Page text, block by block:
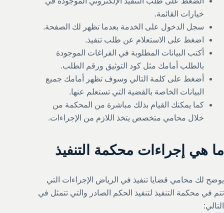
خيارات القائمة.
سجل الدخول على الخدمة بعدما تظهر لك الصفحة.
اضغط على الاستعلام عن طلب تنفيذ.
أكتب البيانات المطلوبة في الفراغات الموجودة
بالطلب أمامك مثل كود التوثيق ورقم الطلب.
أضغط على كلمة التالي وسوف تظهر أمامك جميع
البيانات الخاصة بالقضية التي تستعلم عنها.
كما يمكنك القيام بذلك مباشرة من المحكمة من
خلال محامي متخصص يتخذ اللازم من الإجراءات.
ما هي إجراءات محكمة التنفيذ
يوضح لك محامي قضايا تنفيذ في الرياض الإجراءات التي
تتم في محكمة التنفيذ لتنفيذ الحكم الصادر والتي تتمثل في
التالي: